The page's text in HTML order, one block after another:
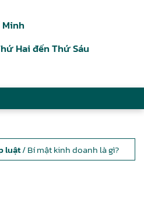
Minh
Hai đến Thứ Sáu
luật/ Bí mật kinh doanh là gì?